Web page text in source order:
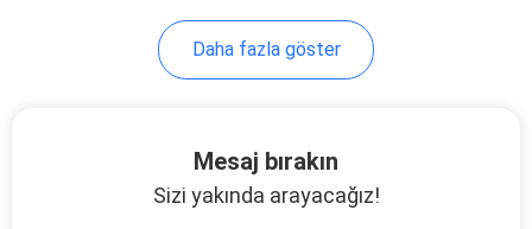
HEPA Hava Filtresi
Daha fazla göster
Mesaj bırakın
Sizi yakında arayacağız!